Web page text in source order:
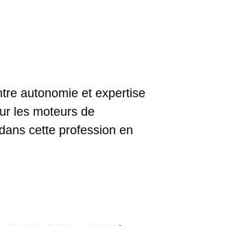
autonomie et expertise
les moteurs de
cette profession en